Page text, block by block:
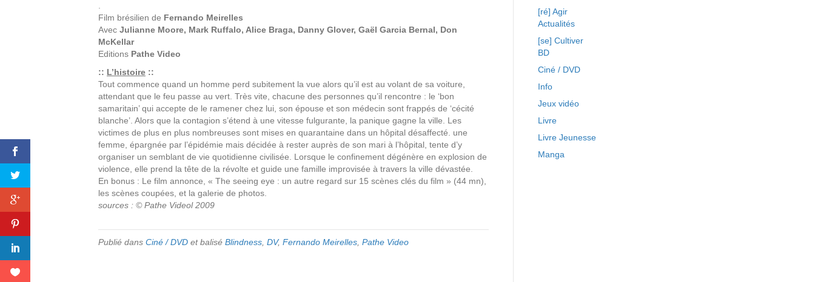
Film brésilien de Fernando Meirelles
Avec Julianne Moore, Mark Ruffalo, Alice Braga, Danny Glover, Gaël Garcia Bernal, Don
McKellar
Editions Pathe Video
:: L’histoire ::
Tout commence quand un homme perd subitement la vue alors qu’il est au volant de sa voiture,
attendant que le feu passe au vert. Très vite, chacune des personnes qu’il rencontre : le ‘bon
samaritain’ qui accepte de le ramener chez lui, son épouse et son médecin sont frappés de ‘cécité
blanche’. Alors que la contagion s’étend à une vitesse fulgurante, la panique gagne la ville. Les
victimes de plus en plus nombreuses sont mises en quarantaine dans un hôpital désaffecté. une
femme, épargnée par l’épidémie mais décidée à rester auprès de son mari à l’hôpital, tente d’y
organiser un semblant de vie quotidienne civilisée. Lorsque le confinement dégénère en explosion de
violence, elle prend la tête de la révolte et guide une famille improvisée à travers la ville dévastée.
En bonus : Le film annonce, « The seeing eye : un autre regard sur 15 scènes clés du film » (44 mn),
les scènes coupées, et la galerie de photos.
sources : © Pathe Videol 2009
Publié dans Ciné / DVD et balisé Blindness DV, Fernando Meirelles Pathe Video
[ré] Agir
Actualités
[se] Cultiver
BD
Ciné / DVD
Info
Jeux vidéo
Livre
Livre Jeunesse
Manga